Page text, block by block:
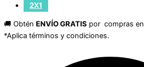
2X1
🚚 Obtén ENVÍO GRATIS por compras en
*Aplica términos y condiciones.